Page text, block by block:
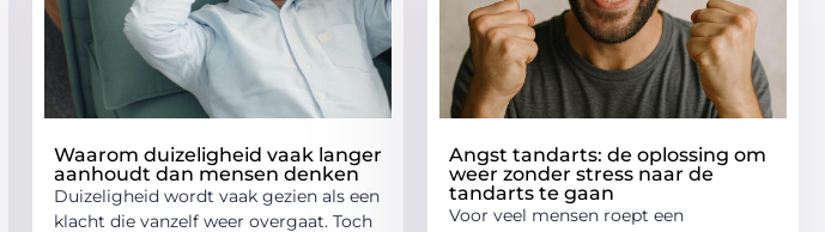
Waarom duizeligheid vaak langer
aanhoudt dan mensen denken
Duizeligheid wordt vaak gezien als een
klacht die vanzelf weer overgaat. Toch
Angst tandarts: de oplossing om
weer zonder stress naar de
tandarts te gaan
Voor veel mensen roept een